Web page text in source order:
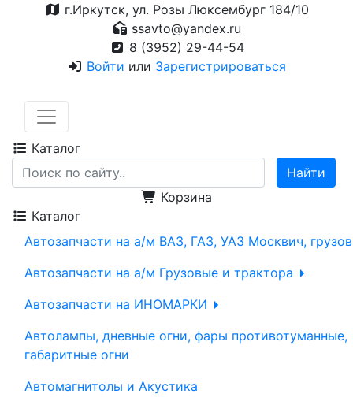
г.Иркутск, ул. Розы Люксембург 184/10
ssavto@yandex.ru
8 (3952) 29-44-54
Войти или Зарегистрироваться
Каталог
Корзина
Каталог
Автозапчасти на а/м ВАЗ, ГАЗ, УАЗ Москвич,
Автозапчасти на а/м Грузовые и трактора
Автозапчасти на ИНОМАРКИ
Автолампы, дневные огни, фары противотуманные,
габаритные огни
Автомагнитолы и Акустика